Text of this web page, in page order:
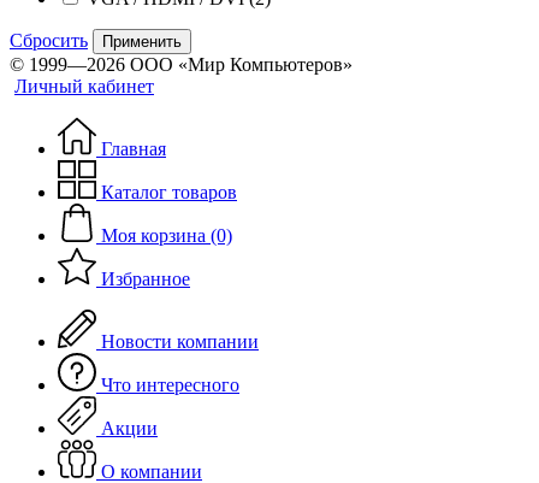
Сбросить Применить
© 1999—2026 ООО «Мир Компьютеров»
Личный кабинет
Главная
Каталог товаров
Моя корзина (0)
Избранное
Новости компании
Что интересного
Акции
О компании